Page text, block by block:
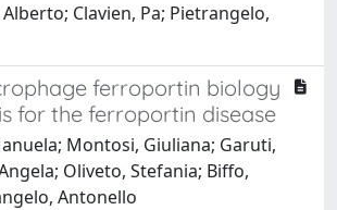
Clavien, Pa; Pietrangelo,
ferroportin biology
for the ferroportin disease
Montosi, Giuliana; Garuti,
Oliveto, Stefania; Biffo,
Antonello